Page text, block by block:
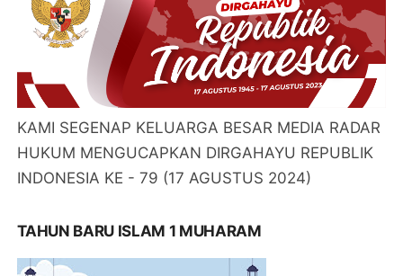
KAMI SEGENAP KELUARGA BESAR MEDIA RADAR
HUKUM MENGUCAPKAN DIRGAHAYU REPUBLIK
INDONESIA KE - 79 (17 AGUSTUS 2024)
TAHUN BARU ISLAM 1 MUHARAM